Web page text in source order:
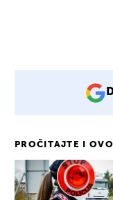
PROČITAJTE I OVO